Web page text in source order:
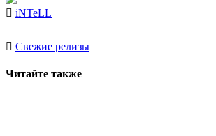
iNTeLL
Свежие релизы
Читайте также